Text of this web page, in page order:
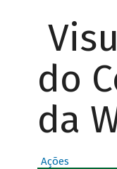
do
da
Ações